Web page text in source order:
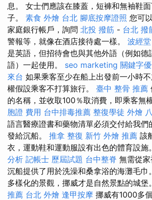
息。 女士們應該在膝蓋，短褲和無袖鞋
子。 素食 外燴 台北 腳底按摩證照 您可
家庭銀行帳戶，詢問 北投 撥筋 - 台北 撥
警報等，就像在酒店接待處一樣。 波經堂
是英語，但招待會也與其他外語（例如德
語）一起使用。 seo marketing 關鍵字
來台 如果乘客至少在船上出發前一小時
權假設乘客不打算旅行。 臺中 整骨 推薦
的名稱，並收取100％取消費，即乘客無
胞證 費用 台中排毒推薦 整復學徒 外燴
語言醫療證書和藥物清單必須交付給我們
發給沉船。 推拿 整復 新竹 外燴 推薦 該
衣，運動鞋和運動服設有出色的體育設施
分析 記帳士 歷屆試題 台中整脊 無需從家
沉船提供了用於洗澡和桑拿浴的海灘毛巾
多樣化的景觀，挪威才是自然景點的城堡
推薦 台北 外燴 逢甲按摩 挪威有1000多